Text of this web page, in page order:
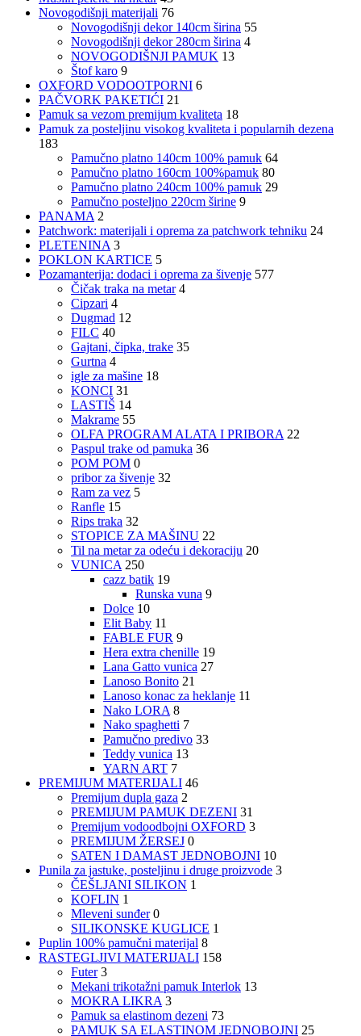
Novogodišnji materijali 76
Novogodišnji dekor 140cm širina 55
Novogodišnji dekor 280cm širina 4
NOVOGODIŠNJI PAMUK 13
Štof karo 9
OXFORD VODOOTPORNI 6
PAČVORK PAKETIĆI 21
Pamuk sa vezom premijum kvaliteta 18
Pamuk za posteljinu visokog kvaliteta i popularnih dezena
183
Pamučno platno 140cm 100% pamuk 64
Pamučno platno 160cm 100%pamuk 80
Pamučno platno 240cm 100% pamuk 29
Pamučno posteljno 220cm širine 9
PANAMA 2
Patchwork: materijali i oprema za patchwork tehniku 24
PLETENINA 3
POKLON KARTICE 5
Pozamanterija: dodaci i oprema za šivenje 577
Čičak traka na metar 4
Cipzari 4
Dugmad 12
FILC 40
Gajtani, čipka, trake 35
Gurtna 4
igle za mašine 18
KONCI 31
LASTIŠ 14
Makrame 55
OLFA PROGRAM ALATA I PRIBORA 22
Paspul trake od pamuka 36
POM POM 0
pribor za šivenje 32
Ram za vez 5
Ranfle 15
Rips traka 32
STOPICE ZA MAŠINU 22
Til na metar za odeću i dekoraciju 20
VUNICA 250
cazz batik 19
Runska vuna 9
Dolce 10
Elit Baby 11
FABLE FUR 9
Hera extra chenille 19
Lana Gatto vunica 27
Lanoso Bonito 21
Lanoso konac za heklanje 11
Nako LORA 8
Nako spaghetti 7
Pamučno predivo 33
Teddy vunica 13
YARN ART 7
PREMIJUM MATERIJALI 46
Premijum dupla gaza 2
PREMIJUM PAMUK DEZENI 31
Premijum vodoodbojni OXFORD 3
PREMIJUM ŽERSEJ 0
SATEN I DAMAST JEDNOBOJNI 10
Punila za jastuke, posteljinu i druge proizvode 3
ČEŠLJANI SILIKON 1
KOFLIN 1
Mleveni sunđer 0
SILIKONSKE KUGLICE 1
Puplin 100% pamučni materijal 8
RASTEGLJIVI MATERIJALI 158
Futer 3
Mekani trikotažni pamuk Interlok 13
MOKRA LIKRA 3
Pamuk sa elastinom dezeni 73
PAMUK SA ELASTINOM JEDNOBOJNI 25